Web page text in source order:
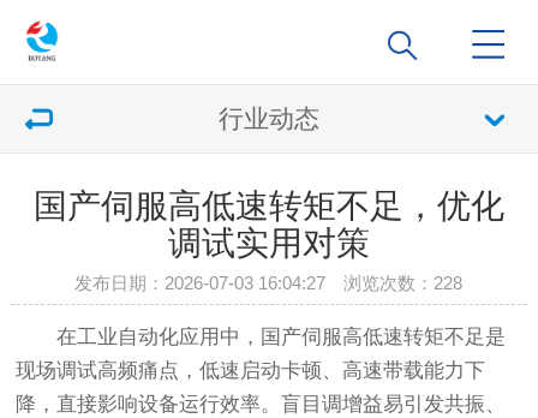
行业动态
国产伺服高低速转矩不足，优化
调试实用对策
发布日期：2026-07-03 16:04:27 浏览次数： 228
在工业自动化应用中，国产伺服高低速转矩不足是
现场调试高频痛点，低速启动卡顿、高速带载能力下
降，直接影响设备运行效率。盲目调增益易引发共振、